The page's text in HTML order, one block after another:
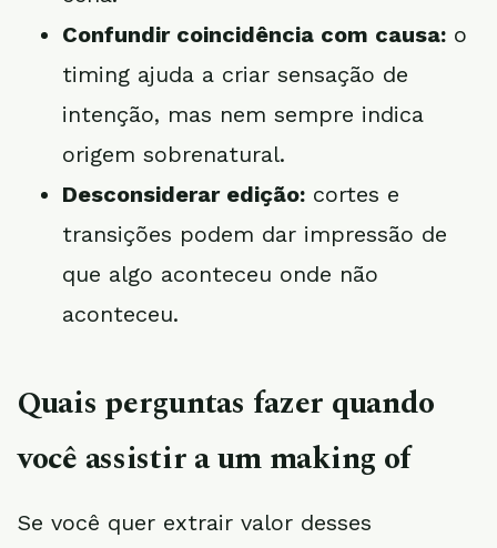
Confundir coincidência com causa: o
timing ajuda a criar sensação de
intenção, mas nem sempre indica
origem sobrenatural.
Desconsiderar edição: cortes e
transições podem dar impressão de
que algo aconteceu onde não
aconteceu.
Quais perguntas fazer quando
você assistir a um making of
Se você quer extrair valor desses